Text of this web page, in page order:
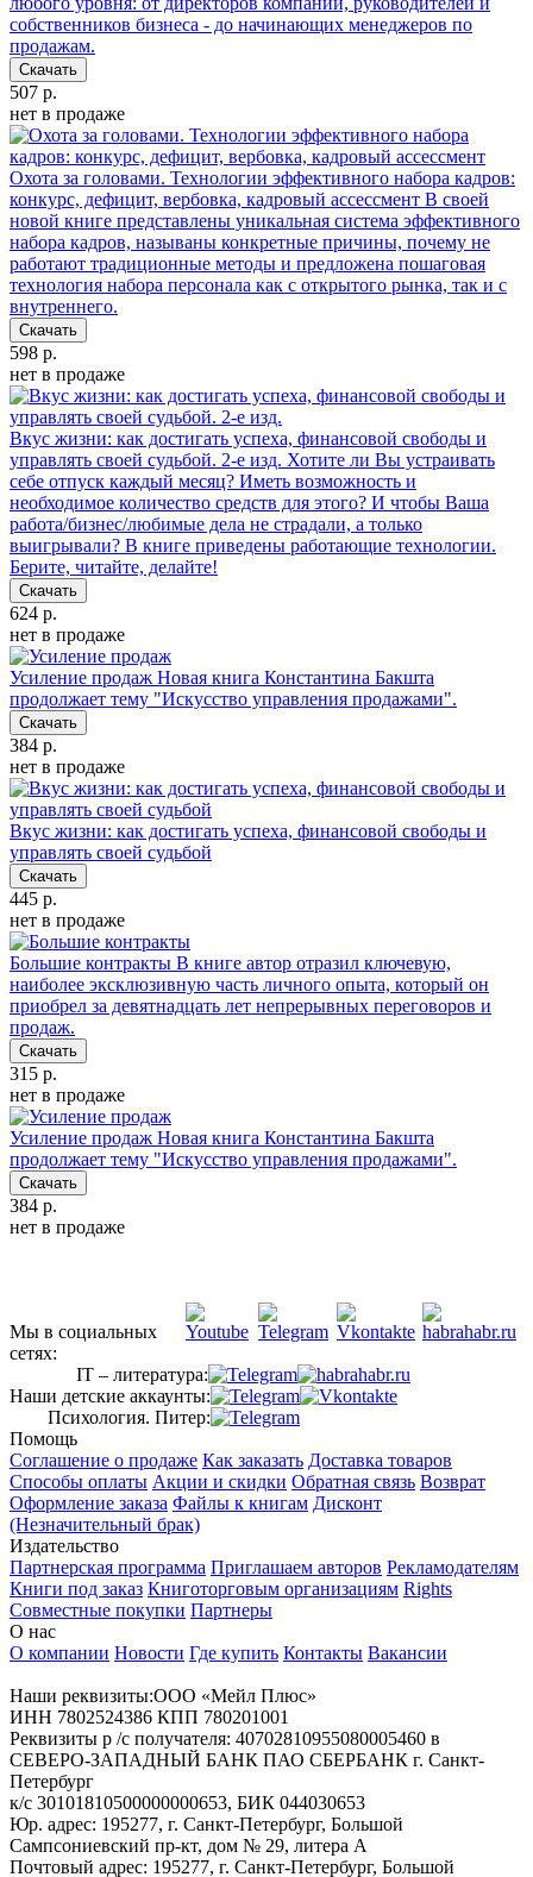
собственников бизнеса - до начинающих менеджеров по
продажам.
Скачать
507 р.
нет в продаже
Охота за головами. Технологии эффективного набора кадров:
конкурс, дефицит, вербовка, кадровый ассессмент В своей
новой книге представлены уникальная система эффективного
набора кадров, называны конкретные причины, почему не
работают традиционные методы и предложена пошаговая
технология набора персонала как с открытого рынка, так и с
внутреннего.
Скачать
598 р.
нет в продаже
Вкус жизни: как достигать успеха, финансовой свободы и
управлять своей судьбой. 2-е изд. Хотите ли Вы устраивать
себе отпуск каждый месяц? Иметь возможность и
необходимое количество средств для этого? И чтобы Ваша
работа/бизнес/любимые дела не страдали, а только
выигрывали? В книге приведены работающие технологии.
Берите, читайте, делайте!
Скачать
624 р.
нет в продаже
Усиление продаж Новая книга Константина Бакшта
продолжает тему "Искусство управления продажами".
Скачать
384 р.
нет в продаже
Вкус жизни: как достигать успеха, финансовой свободы и
управлять своей судьбой
Скачать
445 р.
нет в продаже
Большие контракты В книге автор отразил ключевую,
наиболее эксклюзивную часть личного опыта, который он
приобрел за девятнадцать лет непрерывных переговоров и
продаж.
Скачать
315 р.
нет в продаже
Усиление продаж Новая книга Константина Бакшта
продолжает тему "Искусство управления продажами".
Скачать
384 р.
нет в продаже
Мы в социальных
сетях:
IT – литература:
Наши детские аккаунты:
Психология. Питер:
Помощь
Соглашение о продаже Как заказать Доставка товаров
Способы оплаты Акции и скидки Обратная связь Возврат
Оформление заказа Файлы к книгам Дисконт
(Незначительный брак)
Издательство
Партнерская программа Приглашаем авторов Рекламодателям
Книги под заказ Книготорговым организациям Rights
Совместные покупки Партнеры
О нас
О компании Новости Где купить Контакты Вакансии
Наши реквизиты:ООО «Мейл Плюс»
ИНН 7802524386 КПП 780201001
Реквизиты р /с получателя: 40702810955080005460 в
СЕВЕРО-ЗАПАДНЫЙ БАНК ПАО СБЕРБАНК г. Санкт-
Петербург
к/с 30101810500000000653, БИК 044030653
Юр. адрес: 195277, г. Санкт-Петербург, Большой
Сампсониевский пр-кт, дом № 29, литера А
Почтовый адрес: 195277, г. Санкт-Петербург, Большой